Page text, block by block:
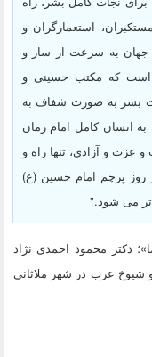
استعمارگران و
به سرعت از ساز و
است که مکتب حسینی و
بشر به صورت شفاف به
انسان کامل امام زمان
عزت و آزادی، تنها راه و
روز پرچم امام حسین (ع)
تر می شود."
دکتر محمود احمدی نژاد
و شیوخ عرب در شهر ملاثانی